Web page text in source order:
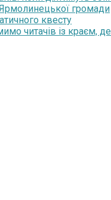
Ярмолинецької громади
квесту
читачів із краєм, де